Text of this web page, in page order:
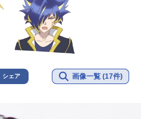
シェア 画像一覧 (17件)